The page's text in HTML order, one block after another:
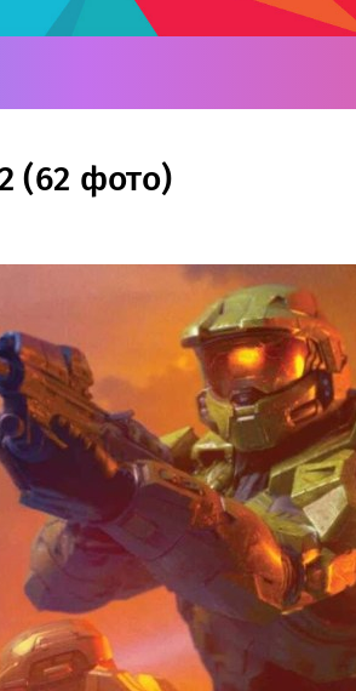
(62 фото)